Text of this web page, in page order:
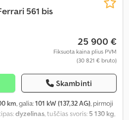
561 bis
25 900 €
Fiksuota kaina plius PVM
(30 821 € bruto)
Skambinti
km, galia:101 kW (137,32 AG), pirmoji
dyzelinas, tuščias svoris: 5 130 kg,